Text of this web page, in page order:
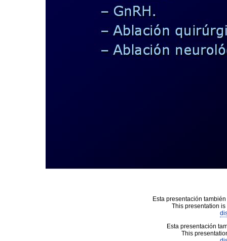
Esta presentación
This presentation
Esta presentación
This